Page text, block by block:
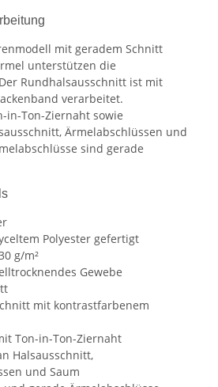
mit geradem Schnitt
unterstützen die
Rundhalsausschnitt ist mit
verarbeitet.
in-Ton-Ziernaht sowie
Ärmelabschlüssen und
sind gerade
Polyester gefertigt
g/m²
Gewebe
mit kontrastfarbenem
Ton-in-Ton-Ziernaht
Halsausschnitt,
und Saum